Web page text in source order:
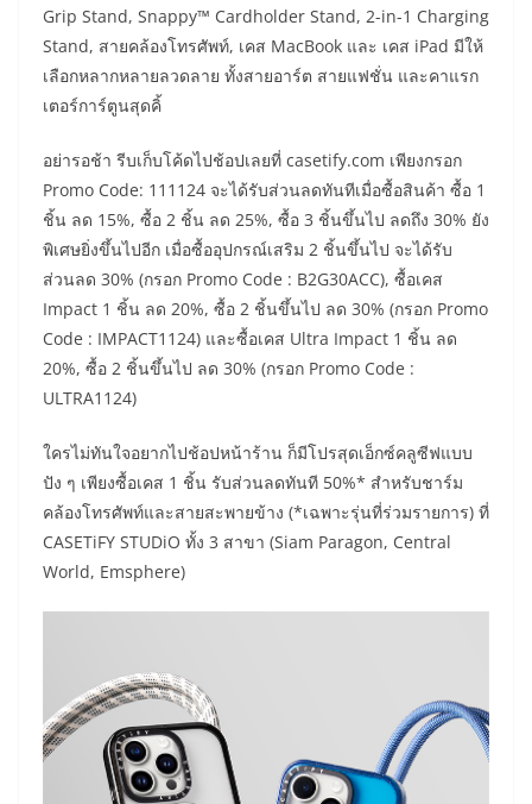
Grip Stand, Snappy™ Cardholder Stand, 2-in-1 Charging
Stand, สายคล้องโทรศัพท์, เคส MacBook และ เคส iPad มีให้
เลือกหลากหลายลวดลาย ทั้งสายอาร์ต สายแฟชั่น และคาแรก
เตอร์การ์ตูนสุดคิ้
อย่ารอช้า รีบเก็บโค้ดไปช้อปเลยที่ casetify.com เพียงกรอก
Promo Code: 111124 จะได้รับส่วนลดทันทีเมื่อซื้อสินค้า ซื้อ 1
ชิ้น ลด 15%, ซื้อ 2 ชิ้น ลด 25%, ซื้อ 3 ชิ้นขึ้นไป ลดถึง 30% ยัง
พิเศษยิ่งขึ้นไปอีก เมื่อซื้ออุปกรณ์เสริม 2 ชิ้นขึ้นไป จะได้รับ
ส่วนลด 30% (กรอก Promo Code : B2G30ACC), ซื้อเคส
Impact 1 ชิ้น ลด 20%, ซื้อ 2 ชิ้นขึ้นไป ลด 30% (กรอก Promo
Code : IMPACT1124) และซื้อเคส Ultra Impact 1 ชิ้น ลด
20%, ซื้อ 2 ชิ้นขึ้นไป ลด 30% (กรอก Promo Code :
ULTRA1124)
ใครไม่ทันใจอยากไปช้อปหน้าร้าน ก็มีโปรสุดเอ็กซ์คลูซีฟแบบ
ปัง ๆ เพียงซื้อเคส 1 ชิ้น รับส่วนลดทันที 50%* สำหรับชาร์ม
คล้องโทรศัพท์และสายสะพายข้าง (*เฉพาะรุ่นที่ร่วมรายการ) ที่
CASETiFY STUDiO ทั้ง 3 สาขา (Siam Paragon, Central
World, Emsphere)